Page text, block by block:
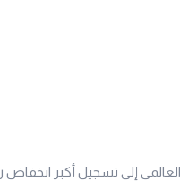
إلى تسجيل أكبر انخفاض